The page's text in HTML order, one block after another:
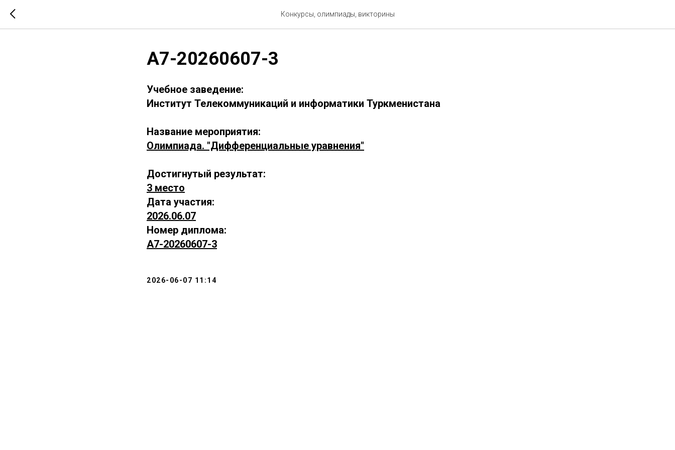
Конкурсы, олимпиады, викторины
А7-20260607-3
Учебное заведение:
Институт Телекоммуникаций и информатики Туркменистана
Название мероприятия:
Олимпиада. "Дифференциальные уравнения"
Достигнутый результат:
3 место
Дата участия:
2026.06.07
Номер диплома:
А7-20260607-3
2026-06-07 11:14